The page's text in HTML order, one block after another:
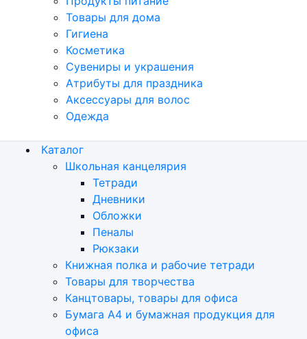
Товары для дома
Гигиена
Косметика
Сувениры и украшения
Атрибуты для праздника
Аксеcсуары для волос
Одежда
Каталог
Школьная канцелярия
Тетради
Дневники
Обложки
Пеналы
Рюкзаки
Книжная полка и рабочие тетради
Товары для творчества
Канцтовары, товары для офиса
Бумага А4 и бумажная продукция для
офиса